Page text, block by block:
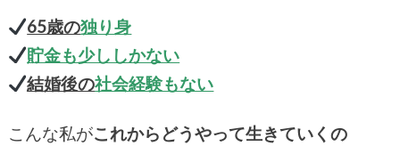
65歳の独り身
貯金も少ししかない
結婚後の社会経験もない
こんな私がこれからどうやって生きていくの